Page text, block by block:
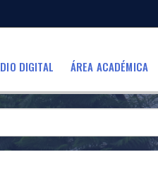
DIGITAL ÁREA ACADÉMICA